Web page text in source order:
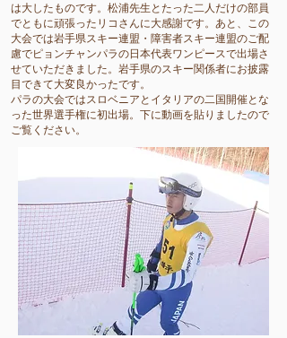
は大したものです。松浦先生とたった二人だけの部員
でともに頑張ったリコさんに大感謝です。あと、この
大会では岩手県スキー連盟・障害者スキー連盟のご配
慮でピョンチャンパラの日本代表ワンピースで出場さ
せていただきました。岩手県のスキー関係者にお披露
目できて大変良かったです。
​パラの大会ではスロベニアとイタリアの二国開催とな
った世界選手権に初出場。下に動画を貼りましたので
ご覧ください。